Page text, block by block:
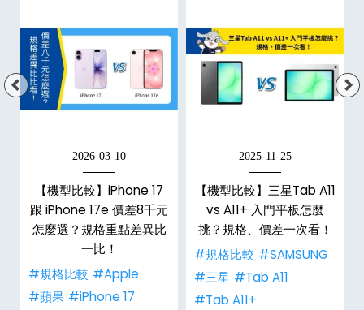
2026-03-10
【機型比較】iPhone 17
跟 iPhone 17e 價差8千元
怎麼選？規格重點差異比
一比！
#規格比較 #Apple
#蘋果 #iPhone 17
2025-11-25
【機型比較】三星Tab A11
vs A11+ 入門平板怎麼
挑？規格、價差一次看！
#規格比較 #SAMSUNG
#三星 #Tab A11
#Tab A11+